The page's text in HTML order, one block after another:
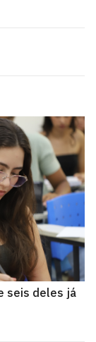
seis deles já